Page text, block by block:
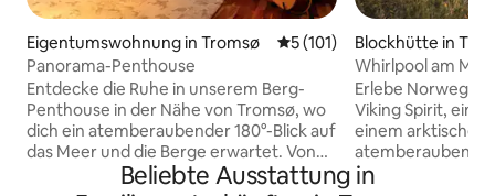
Eigentumswohnung in Tromsø Durchschnittliche
5 (101)
Panorama-Penthouse
Entdecke die Ruhe in unserem Berg-
Penthouse in der Nähe von Tromsø, wo
dich ein atemberaubender 180°-Blick auf
das Meer und die Berge erwartet. Von
zwei Balkonen aus kannst du die Aurora
Blockhütte in
Whirlpool am
Aussicht auf den
Erlebe
Viking Spirit,
einem arktischen
Weitläufige
Beliebte Ausstattung in